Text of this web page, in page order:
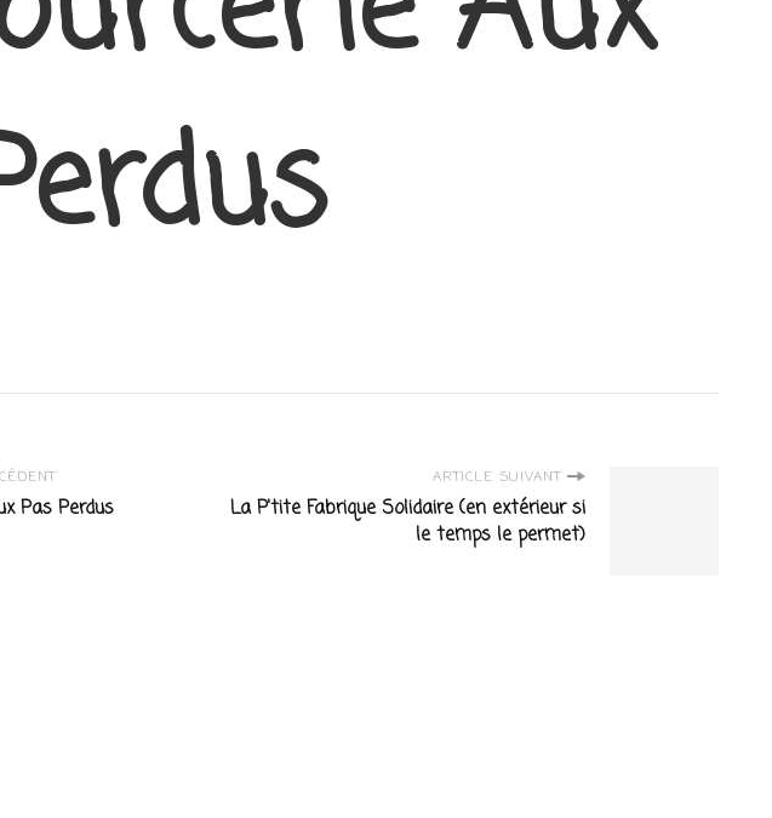
Pas Perdus
ARTICLE SUIVANT
La P'tite Fabrique Solidaire (en extérieur si
le temps le permet)